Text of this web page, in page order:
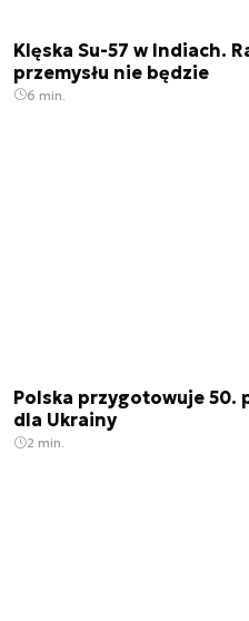
Klęska Su-57 w Indiach.
przemysłu nie będzie
6 min.
Polska przygotowuje 50.
dla Ukrainy
2 min.